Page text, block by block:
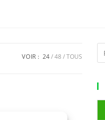
VOIR : 24 48 TOUS